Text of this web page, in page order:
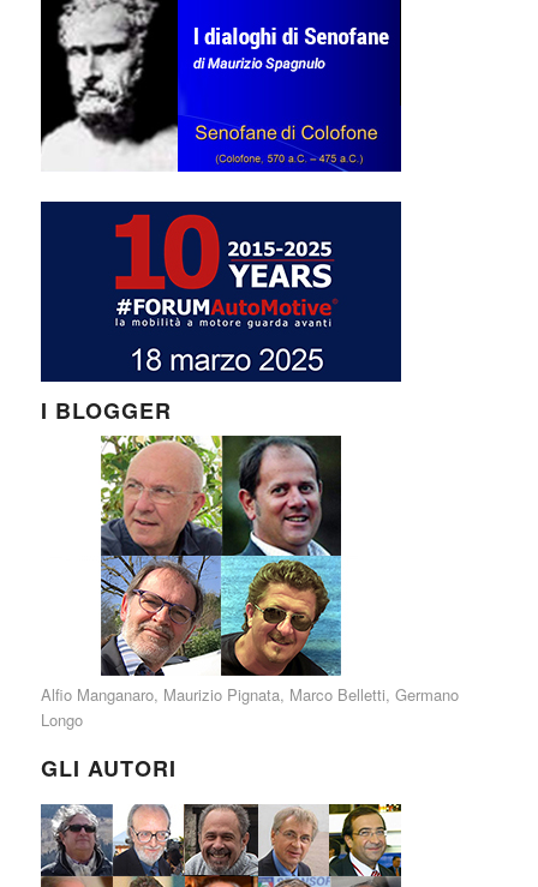
I BLOGGER
Alfio Manganaro, Maurizio Pignata, Marco Belletti, Germano
Longo
GLI AUTORI